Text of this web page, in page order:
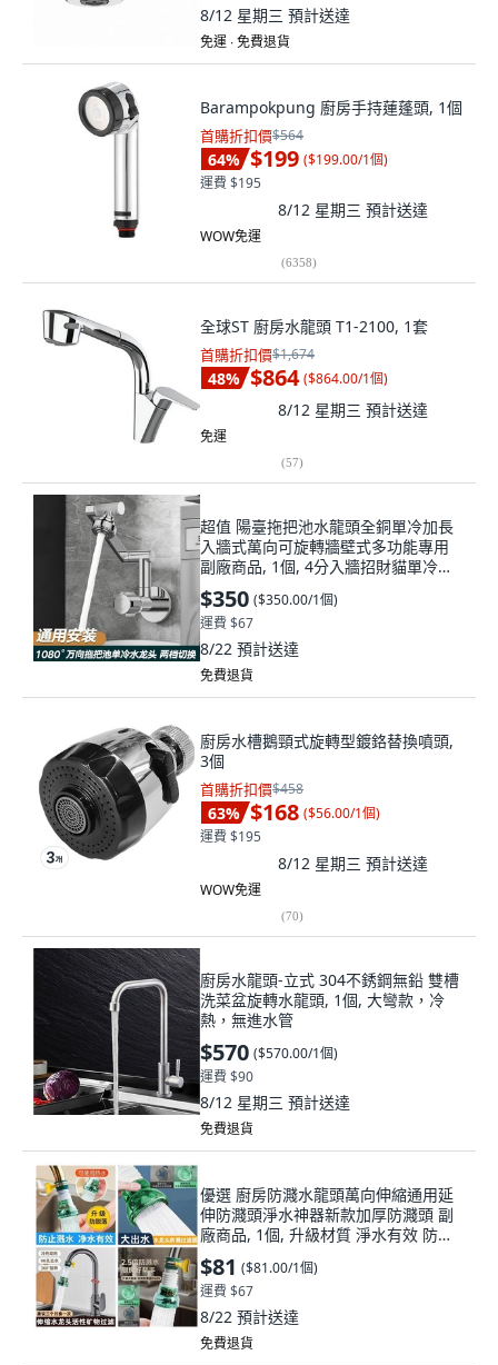
8/12 星期三 預計送達
免運 ∙ 免費退貨
Barampokpung 廚房手持蓮蓬頭, 1個
首購折扣價$564
64% $199 ($199.00/1個)
運費 $195
8/12 星期三 預計送達
WOW免運
(6358)
全球ST 廚房水龍頭 T1-2100, 1套
首購折扣價$1,674
48% $864 ($864.00/1個)
8/12 星期三 預計送達
免運
(57)
超值 陽臺拖把池水龍頭全銅單冷加長
入牆式萬向可旋轉牆壁式多功能專用
副廠商品, 1個, 4分入牆招財貓單冷水
龍頭
$350 ($350.00/1個)
運費 $67
8/22 預計送達
免費退貨
廚房水槽鵝頸式旋轉型鍍鉻替換噴頭,
3個
首購折扣價$458
63% $168 ($56.00/1個)
運費 $195
8/12 星期三 預計送達
WOW免運
(70)
廚房水龍頭-立式 304不銹鋼無鉛 雙槽
洗菜盆旋轉水龍頭, 1個, 大彎款，冷
熱，無進水管
$570 ($570.00/1個)
運費 $90
8/12 星期三 預計送達
免費退貨
優選 廚房防濺水龍頭萬向伸縮通用延
伸防濺頭淨水神器新款加厚防濺頭 副
廠商品, 1個, 升級材質 淨水有效 防濺
水-強過濾,普通材質:老款 1小個裝 不
防濺短延伸
$81 ($81.00/1個)
運費 $67
8/22 預計送達
免費退貨